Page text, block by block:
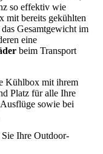
‍so effektiv wie
mit bereits gekühlten
Gesamtgewicht im⁢
eine
beim ⁣Transport
Kühlbox mit ihrem
Platz für alle Ihre
sowie bei
‌Sie ‌Ihre Outdoor-